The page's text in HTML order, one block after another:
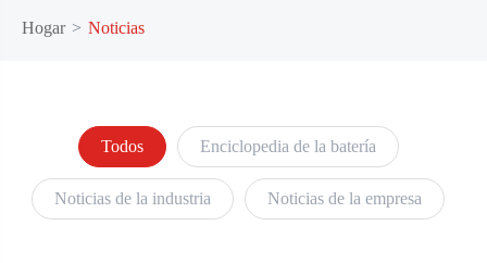
Hogar Noticias
Todos Enciclopedia de la batería
Noticias de la industria Noticias de la empresa